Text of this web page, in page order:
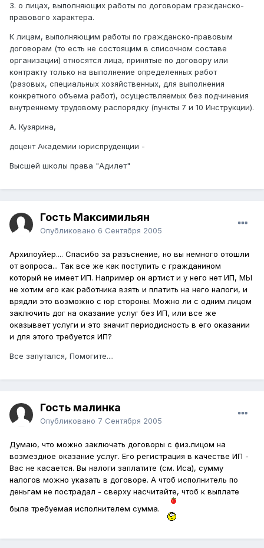
3. о лицах, выполняющих работы по договорам гражданско-
правового характера.
К лицам, выполняющим работы по гражданско-правовым
договорам (то есть не состоящим в списочном составе
организации) относятся лица, принятые по договору или
контракту только на выполнение определенных работ
(разовых, специальных хозяйственных, для выполнения
конкретного объема работ), осуществляемых без подчинения
внутреннему трудовому распорядку (пункты 7 и 10 Инструкции).
А. Кузярина,
доцент Академии юриспруденции -
Высшей школы права "Адилет"
Гость Максимильян
Опубликовано 6 Сентября 2005
Архилоуйер.... Спасибо за разъснение, но вы немного отошли
от вопроса... Так все же как поступить с гражданином
который не имеет ИП. Например он артист и у него нет ИП, МЫ
не хотим его как работника взять и платить на него налоги, и
врядли это возможно с юр стороны. Можно ли с одним лицом
заключить дог на оказание услуг без ИП, или все же
оказывает услуги и это значит периодисность в его оказании
и для этого требуется ИП?
Все запутался, Помогите....
Гость малинка
Опубликовано 7 Сентября 2005
Думаю, что можно заключать договоры с физ.лицом на
возмездное оказание услуг. Его регистрация в качестве ИП -
Вас не касается. Вы налоги заплатите (см. Иса), сумму
налогов можно указать в договоре. А чтоб исполнитель по
деньгам не пострадал - сверху насчитайте, чтоб к выплате
была требуемая исполнителем сумма.